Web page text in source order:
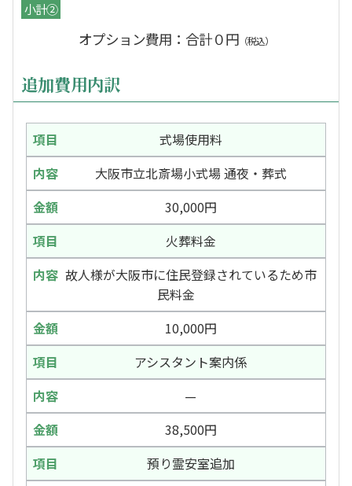
小計②
オプション費用：合計０円 （税込）
追加費用内訳
式場使用料
大阪市立北斎場小式場 通夜・葬式
30,000円
火葬料金
故人様が大阪市に住民登録されているため市
民料金
10,000円
アシスタント案内係
—
38,500円
預り霊安室追加